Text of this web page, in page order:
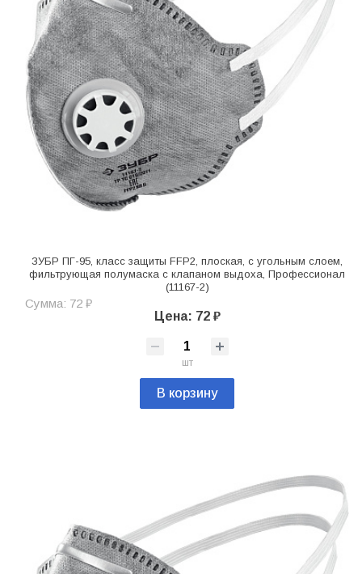
ЗУБР ПГ-95, класс защиты FFP2, плоская, с угольным слоем,
фильтрующая полумаска с клапаном выдоха, Профессионал
(11167-2)
Сумма: 72 ₽
Цена: 72 ₽
шт
В корзину